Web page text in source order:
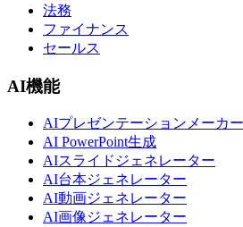
法務
ファイナンス
セールス
AI機能
AIプレゼンテーションメーカー
AI PowerPoint生成
AIスライドジェネレーター
AI台本ジェネレーター
AI動画ジェネレーター
AI画像ジェネレーター